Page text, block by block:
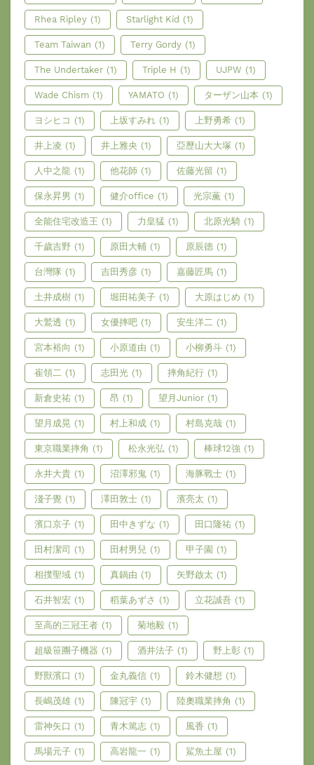
Rhea Ripley (1) Starlight Kid (1)
Team Taiwan (1) Terry Gordy (1)
The Undertaker (1) Triple H (1) UJPW (1)
Wade Chism (1) YAMATO (1) ターザン山本 (1)
ヨシヒコ (1) 上坂すみれ (1) 上野勇希 (1)
井上凌 (1) 井上雅央 (1) 亞歷山大大塚 (1)
人中之龍 (1) 他花師 (1) 佐藤光留 (1)
保永昇男 (1) 健介office (1) 光宗薫 (1)
全能住宅改造王 (1) 力皇猛 (1) 北原光騎 (1)
千歲吉野 (1) 原田大輔 (1) 原辰德 (1)
台灣隊 (1) 吉田秀彦 (1) 嘉藤匠馬 (1)
土井成樹 (1) 堀田祐美子 (1) 大原はじめ (1)
大鷲透 (1) 女優摔吧 (1) 安生洋二 (1)
宮本裕向 (1) 小原道由 (1) 小柳勇斗 (1)
崔領二 (1) 志田光 (1) 摔角紀行 (1)
新倉史祐 (1) 昂 (1) 望月Junior (1)
望月成晃 (1) 村上和成 (1) 村島克哉 (1)
東京職業摔角 (1) 松永光弘 (1) 棒球12強 (1)
永井大貴 (1) 沼澤邪鬼 (1) 海豚戰士 (1)
淺子覺 (1) 澤田敦士 (1) 濱亮太 (1)
濱口京子 (1) 田中きずな (1) 田口隆祐 (1)
田村潔司 (1) 田村男兒 (1) 甲子園 (1)
相撲聖域 (1) 真鍋由 (1) 矢野啟太 (1)
石井智宏 (1) 稻葉あずさ (1) 立花誠吾 (1)
至高的三冠王者 (1) 菊地毅 (1)
超級笹團子機器 (1) 酒井法子 (1) 野上彰 (1)
野獸濱口 (1) 金丸義信 (1) 鈴木健想 (1)
長嶋茂雄 (1) 陳冠宇 (1) 陸奧職業摔角 (1)
雷神矢口 (1) 青木篤志 (1) 風香 (1)
馬場元子 (1) 高岩龍一 (1) 鯊魚土屋 (1)